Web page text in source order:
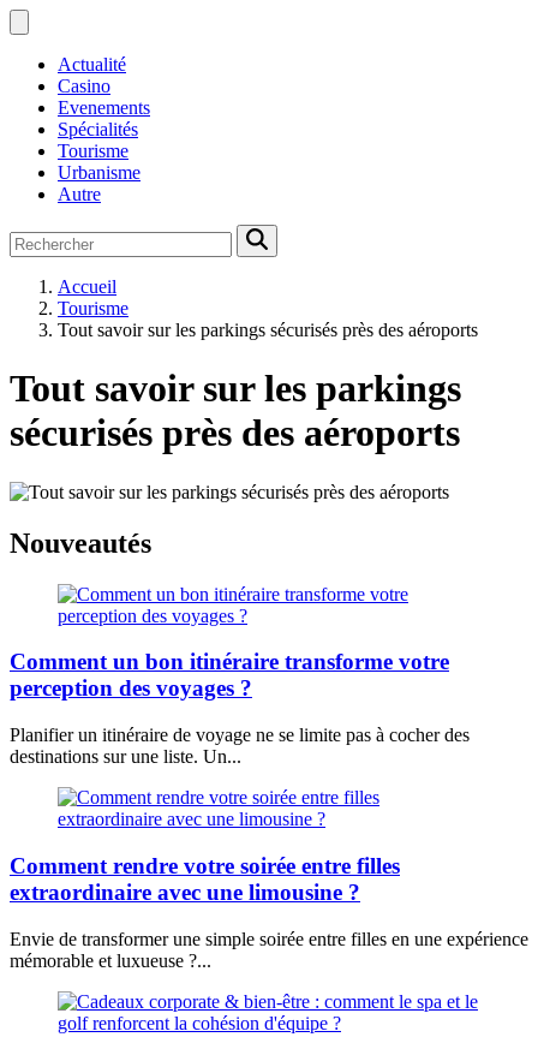
Actualité
Casino
Evenements
Spécialités
Tourisme
Urbanisme
Autre
Accueil
Tourisme
Tout savoir sur les parkings sécurisés près des aéroports
Tout savoir sur les parkings
sécurisés près des aéroports
Nouveautés
Comment un bon itinéraire transforme votre
perception des voyages ?
Planifier un itinéraire de voyage ne se limite pas à cocher des
destinations sur une liste. Un...
Comment rendre votre soirée entre filles
extraordinaire avec une limousine ?
Envie de transformer une simple soirée entre filles en une expérience
mémorable et luxueuse ?...